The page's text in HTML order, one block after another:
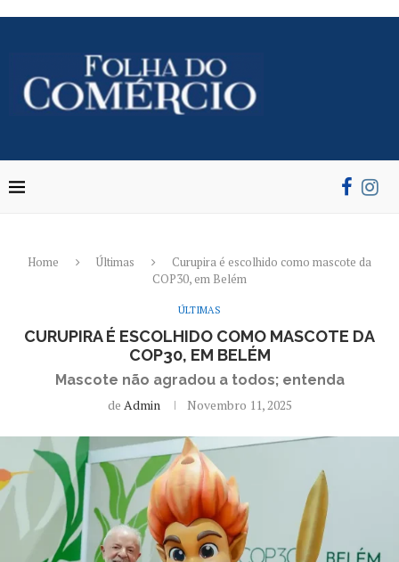
Home Últimas
Curupira é escolhido como mascote da
COP30, em Belém
ÚLTIMAS
CURUPIRA É ESCOLHIDO COMO MASCOTE DA
COP30, EM BELÉM
Mascote não agradou a todos; entenda
de Admin Novembro 11, 2025